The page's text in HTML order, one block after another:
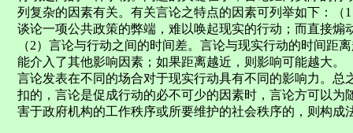
列复杂的因素有关。有关言论之特点的因素可列举如下：（
谈论一项公共政策的弊端，难以唤起现实的行动；而直接煽
（2）言论与行动之间的时间差。言论与现实行动的时间距
能介入了其他影响因素；如果距离越近，则影响可能越大。
言论发表在不同的场合对于现实行动具有不同的影响力。
扣的，言论是促成行动的必不可少的因素时，言论方可以
害于政府机构的工作秩序或所要维护的社会秩序的，则构成